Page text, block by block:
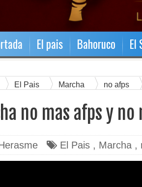
El pais Bahoruco El
El Pais Marcha no afps
no mas afps y
El Pais , Marcha ,